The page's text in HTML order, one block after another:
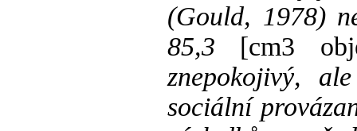
(Gould, 1978)
85,3 [cm3
znepokojivý,
sociální